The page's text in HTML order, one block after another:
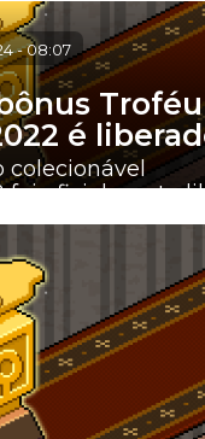
-08:07
Troféu
é
colecionável
foi oficialmente